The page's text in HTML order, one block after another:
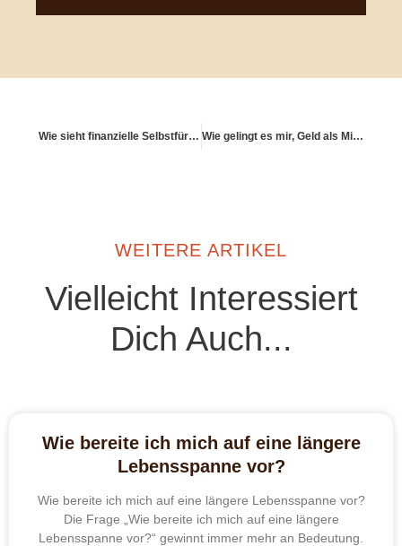
Wie sieht finanzielle Selbstfürsorge aus? Wie gelingt es mir, Geld als Mittel zu mehr Leben zu sehen?
WEITERE ARTIKEL
Vielleicht Interessiert
Dich Auch...
Wie bereite ich mich auf eine längere
Lebensspanne vor?
Wie bereite ich mich auf eine längere Lebensspanne vor?
Die Frage „Wie bereite ich mich auf eine längere
Lebensspanne vor?“ gewinnt immer mehr an Bedeutung.